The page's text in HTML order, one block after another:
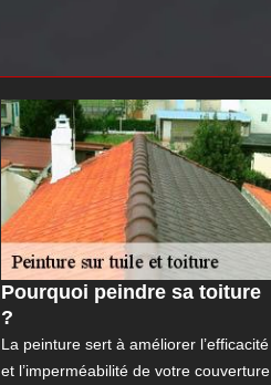
Pourquoi peindre sa toiture
?
La peinture sert à améliorer l’efficacité
et l’imperméabilité de votre couverture